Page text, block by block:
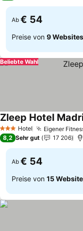
Ab € 54
Preise von 9 Websites
Beliebte Wahl
3 SterneHotel Eigener
Zleep Hotel
8,2 Sehr gut 17 206
Ab € 54
Preise von 15